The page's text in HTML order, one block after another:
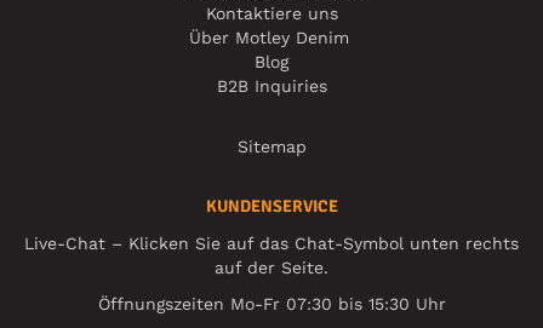
Kontaktiere uns
Über Motley Denim
Blog
B2B Inquiries
Sitemap
KUNDENSERVICE
Live-Chat – Klicken Sie auf das Chat-Symbol unten rechts
auf der Seite.
Öffnungszeiten Mo-Fr 07:30 bis 15:30 Uhr